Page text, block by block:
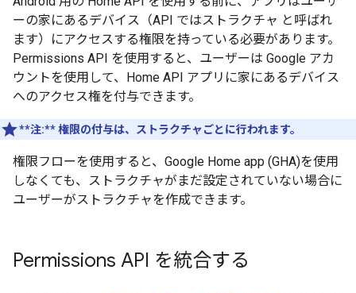
ーの家にあるデバイス（API ではストラクチャ と呼ばれ
ます）にアクセスする権限を持っている必要があります。
Permissions API を使用すると、ユーザーは Google アカ
ウントを使用して、Home API アプリに家にあるデバイス
へのアクセス権を付与できます。
**注:**権限の付与は、ストラクチャごとに行われます。
権限フローを使用すると、 Google Home app (GHA)を使用
しなくても、ストラクチャがまだ設定されていない場合に
ユーザーがストラクチャを作成できます。
Permissions API を統合する